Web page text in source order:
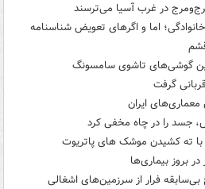
در غرب آسیا می‌ترسند
اما و اگرهای تعویض شناسنامه
گوشی‌های تاشوی سامسونگ
ایران
جسد را در چاه مخفی کرد
با ته کشیدن موشک های پاتریوت
بروز بیماری‌ها
فرار از سرزمین‌های اشغالی